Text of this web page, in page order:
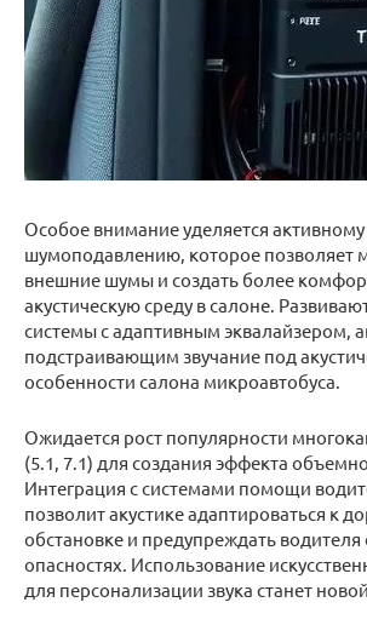
Особое внимание уделяется активному
шумоподавлению, которое позволяет
внешние шумы и создать более
акустическую среду в салоне.
системы с адаптивным эквалайзером,
подстраивающим звучание под
особенности салона микроавтобуса.
Ожидается рост популярности
(5.1, 7.1) для создания эффекта
Интеграция с системами помощи
позволит акустике адаптироваться к
обстановке и предупреждать
опасностях. Использование
для персонализации звука станет